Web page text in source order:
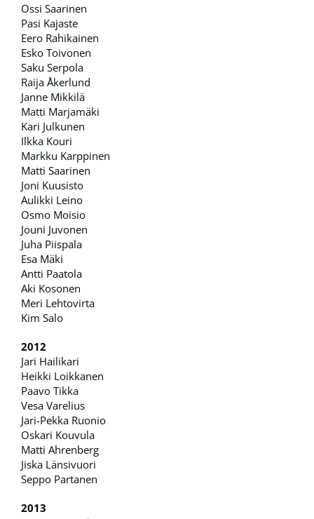
Ossi Saarinen
Pasi Kajaste
Eero Rahikainen
Esko Toivonen
Saku Serpola
Raija Åkerlund
Janne Mikkilä
Matti Marjamäki
Kari Julkunen
Ilkka Kouri
Markku Karppinen
Matti Saarinen
Joni Kuusisto
Aulikki Leino
Osmo Moisio
Jouni Juvonen
Juha Piispala
Esa Mäki
Antti Paatola
Aki Kosonen
Meri Lehtovirta
Kim Salo
2012
Jari Hailikari
Heikki Loikkanen
Paavo Tikka
Vesa Varelius
Jari-Pekka Ruonio
Oskari Kouvula
Matti Ahrenberg
Jiska Länsivuori
Seppo Partanen
2013